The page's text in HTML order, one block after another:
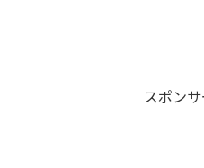
スポン